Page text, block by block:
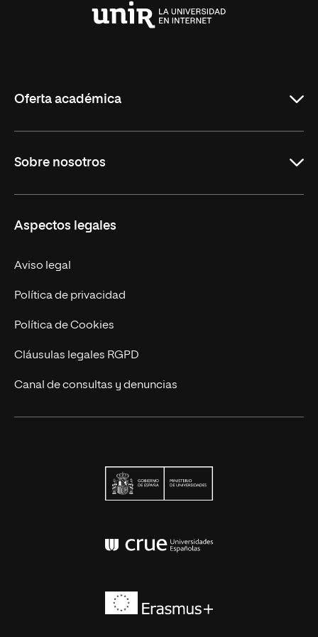
Oferta académica
Maestrías
Sobre nosotros
Trabaja en UNIR
Actualidad
Contacto
Aspectos legales
Aviso legal
Política de privacidad
Política de Cookies
Cláusulas legales RGPD
Canal de consultas y denuncias
Conferencia de